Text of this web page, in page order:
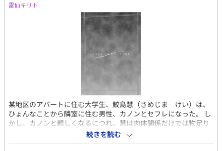
雷仙キリト
某地区のアパートに住む大学生、鮫島慧（さめじま けい）は、
ひょんなことから隣室に住む男性、カノンとセフレになった。 し
かし、カノンと親しくなるにつれ、慧は肉体関係だけでは物足り
ず、彼の心をも求めるようになっていく。 ・♡喘ぎ ・殺人、流血
描写あり ・ハッピーエンドではない ・書きたいところだけ書きま
続きを読む